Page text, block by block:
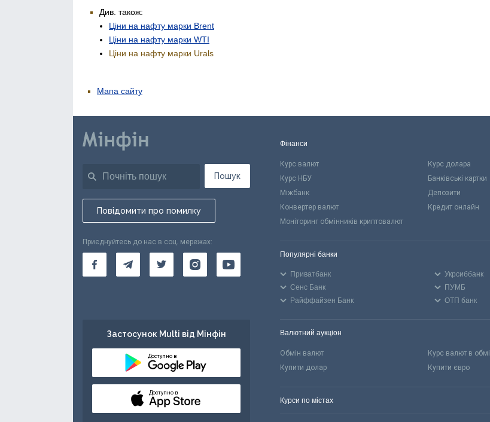
Див. також:
Ціни на нафту марки Brent
Ціни на нафту марки WTI
Ціни на нафту марки Urals
Мапа сайту
Пошук
Повідомити про помилку
Приєднуйтесь до нас в соц. мережах:
Застосунок Multi від Мінфін
Доступно в
Доступно в
Фінанси
Курс валют Курс долара
Курс НБУ
Банківські картки
Міжбанк
Депозити
Конвертер валют
Кредит онлайн
Моніторинг обмінників криптовалют
Популярні банки
Приватбанк Укрсиббанк
Сенс Банк
ПУМБ
Райффайзен Банк
ОТП банк
Валютний аукціон
Обмін валют Курс валют в
Купити долар
Купити євро
Курси по містах